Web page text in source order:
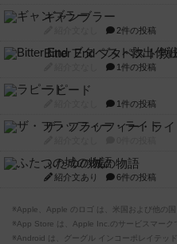
ギャンブラー
2件の投稿
Bitter End ブタペスト救
1件の投稿
ラピード
1件の投稿
ザ・フラッフィー・ライ
ふたつの城の物語
紹介文あり 6件の投稿
※Apple、Apple のロゴ は、米国および他の
※App Store は、Apple Inc.のサービスマーク
※Android は、グーグル インコーポレイテッ